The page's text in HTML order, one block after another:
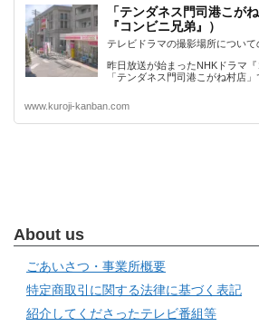
「テンダネス門司港こが
『コンビニ兄弟』）
テレビドラマの撮影場所について
昨日放送が始まったNHKドラマ
「テンダネス門司港こがね村店」
www.kuroji-kanban.com
About us
ごあいさつ・事業所概要
特定商取引に関する法律に基づく表記
紹介してくださったテレビ番組等